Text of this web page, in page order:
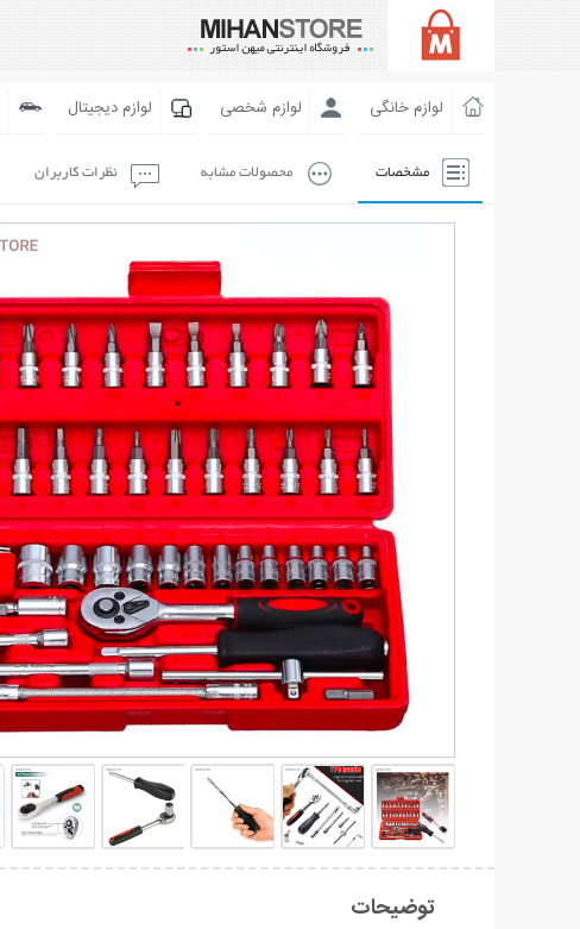
لوازم خانگی لوازم شخصی لوازم دیجیتال
مشخصات محصولات مشابه نظرات کاربران
توضیحات